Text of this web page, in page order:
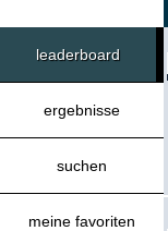
leaderboard
ergebnisse
suchen
meine favoriten